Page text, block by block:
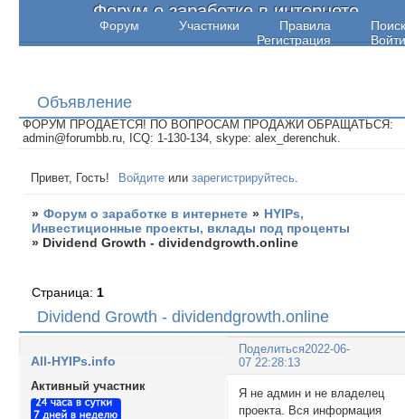
Форум о заработке в интернете
Форум Участники Правила
Поиск
Регистрация
Войти
Объявление
ФОРУМ ПРОДАЕТСЯ! ПО ВОПРОСАМ ПРОДАЖИ ОБРАЩАТЬСЯ:
admin@forumbb.ru, ICQ: 1-130-134, skype: alex_derenchuk.
Привет, Гость! Войдите илизарегистрируйтесь
» Форум о заработке в интернете » HYIPs,
Инвестиционные проекты, вклады под проценты
» Dividend Growth - dividendgrowth.online
Dividend Growth - dividendgrowth.online
Страница: 1
Поделиться2022-06-
07 22:28:13
All-HYIPs.info
Активный участник
Я не админ и не владелец
проекта. Вся информация